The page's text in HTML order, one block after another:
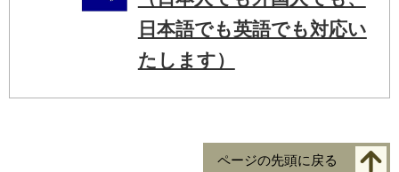
日本語でも英語でも対応い
たします）
ページの先頭に戻る